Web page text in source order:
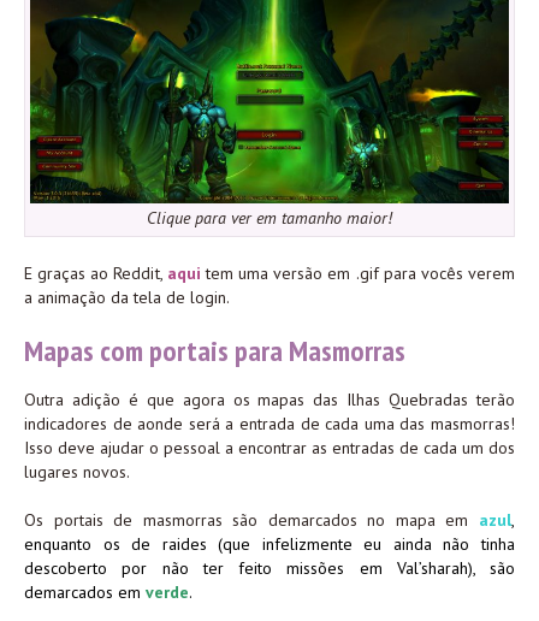
Clique para ver em tamanho maior!
E graças ao Reddit, aqui tem uma versão em .gif para vocês verem
a animação da tela de login.
Mapas com portais para Masmorras
Outra adição é que agora os mapas das Ilhas Quebradas terão
indicadores de aonde será a entrada de cada uma das masmorras!
Isso deve ajudar o pessoal a encontrar as entradas de cada um dos
lugares novos.
Os portais de masmorras são demarcados no mapa em azul,
enquanto os de raides (que infelizmente eu ainda não tinha
descoberto por não ter feito missões em Val’sharah), são
demarcados em verde.